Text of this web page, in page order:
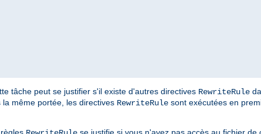
tâche peut se justifier s'il existe d'autres directives RewriteRule
même portée, les directives RewriteRule sont exécutées en
règles
se justifie si vous n'avez pas accès au fichier